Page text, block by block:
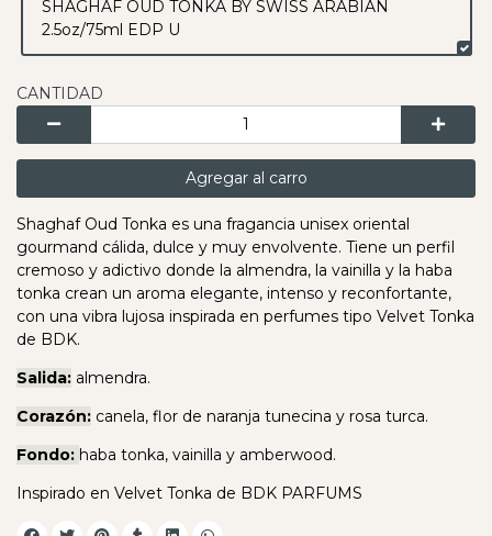
SHAGHAF OUD TONKA BY SWISS ARABIAN
2.5oz/75ml EDP U
CANTIDAD
Agregar al carro
Shaghaf Oud Tonka es una fragancia unisex oriental
gourmand cálida, dulce y muy envolvente. Tiene un perfil
cremoso y adictivo donde la almendra, la vainilla y la haba
tonka crean un aroma elegante, intenso y reconfortante,
con una vibra lujosa inspirada en perfumes tipo Velvet Tonka
de BDK.
Salida: almendra.
Corazón: canela, flor de naranja tunecina y rosa turca.
Fondo: haba tonka, vainilla y amberwood.
Inspirado en Velvet Tonka de BDK PARFUMS